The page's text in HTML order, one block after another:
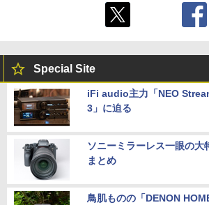
Special Site
iFi audio主力「NEO
3」に迫る
ソニーミラーレス一眼の大
まとめ
鳥肌ものの「DENON